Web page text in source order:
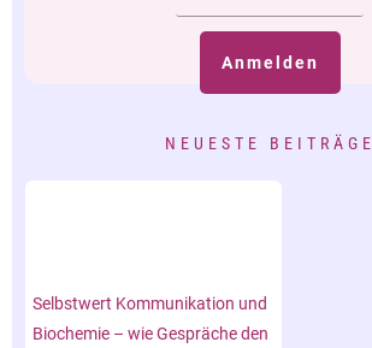
Anmelden
NEUESTE BEITRÄGE
Selbstwert Kommunikation und
Biochemie – wie Gespräche den